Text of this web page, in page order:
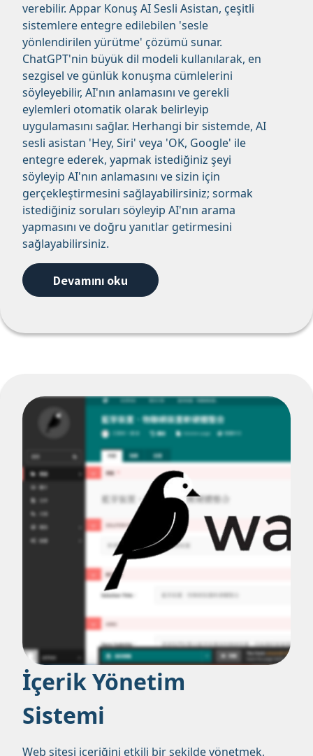
verebilir. Appar Konuş AI Sesli Asistan, çeşitli
sistemlere entegre edilebilen 'sesle
yönlendirilen yürütme' çözümü sunar.
ChatGPT'nin büyük dil modeli kullanılarak, en
sezgisel ve günlük konuşma cümlelerini
söyleyebilir, AI'nın anlamasını ve gerekli
eylemleri otomatik olarak belirleyip
uygulamasını sağlar. Herhangi bir sistemde, AI
sesli asistan 'Hey, Siri' veya 'OK, Google' ile
entegre ederek, yapmak istediğiniz şeyi
söyleyip AI'nın anlamasını ve sizin için
gerçekleştirmesini sağlayabilirsiniz; sormak
istediğiniz soruları söyleyip AI'nın arama
yapmasını ve doğru yanıtlar getirmesini
sağlayabilirsiniz.
Devamını oku
İçerik Yönetim
Sistemi
Web sitesi içeriğini etkili bir şekilde yönetmek,